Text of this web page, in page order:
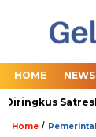
HOME NEWS
Home /